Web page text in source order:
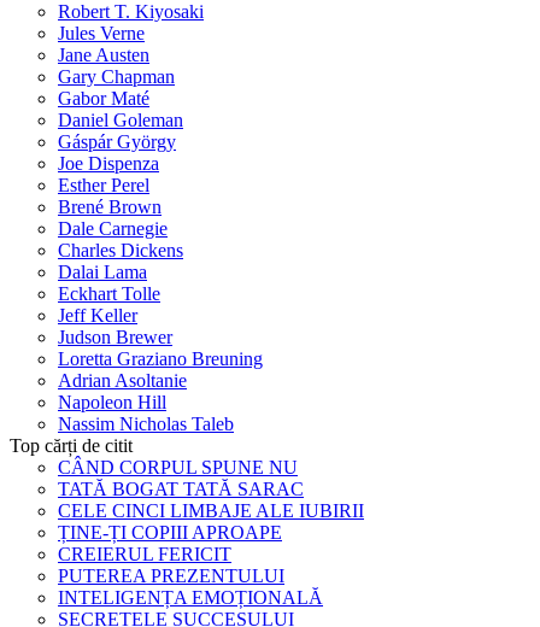
Robert T. Kiyosaki
Jules Verne
Jane Austen
Gary Chapman
Gabor Maté
Daniel Goleman
Gáspár György
Joe Dispenza
Esther Perel
Brené Brown
Dale Carnegie
Charles Dickens
Dalai Lama
Eckhart Tolle
Jeff Keller
Judson Brewer
Loretta Graziano Breuning
Adrian Asoltanie
Napoleon Hill
Nassim Nicholas Taleb
Top cărți de citit
CÂND CORPUL SPUNE NU
TATĂ BOGAT TATĂ SARAC
CELE CINCI LIMBAJE ALE IUBIRII
ȚINE-ȚI COPIII APROAPE
CREIERUL FERICIT
PUTEREA PREZENTULUI
INTELIGENȚA EMOȚIONALĂ
SECRETELE SUCCESULUI